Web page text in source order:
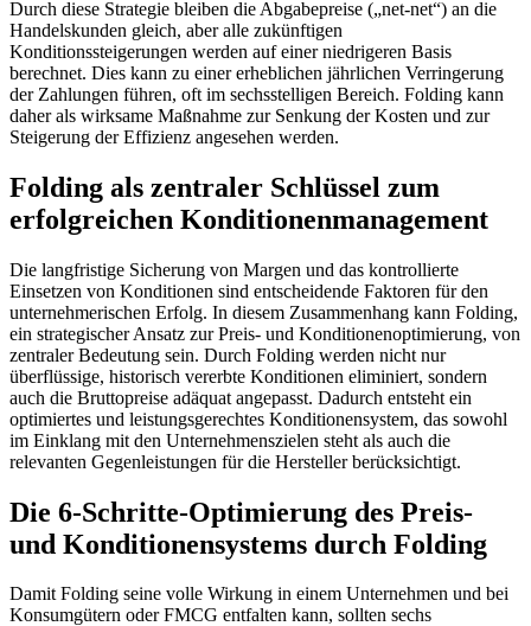
Durch diese Strategie bleiben die Abgabepreise („net-net“) an die
Handelskunden gleich, aber alle zukünftigen
Konditionssteigerungen werden auf einer niedrigeren Basis
berechnet. Dies kann zu einer erheblichen jährlichen Verringerung
der Zahlungen führen, oft im sechsstelligen Bereich. Folding kann
daher als wirksame Maßnahme zur Senkung der Kosten und zur
Steigerung der Effizienz angesehen werden.
Folding als zentraler Schlüssel zum
erfolgreichen Konditionenmanagement
Die langfristige Sicherung von Margen und das kontrollierte
Einsetzen von Konditionen sind entscheidende Faktoren für den
unternehmerischen Erfolg. In diesem Zusammenhang kann Folding,
ein strategischer Ansatz zur Preis- und Konditionenoptimierung, von
zentraler Bedeutung sein. Durch Folding werden nicht nur
überflüssige, historisch vererbte Konditionen eliminiert, sondern
auch die Bruttopreise adäquat angepasst. Dadurch entsteht ein
optimiertes und leistungsgerechtes Konditionensystem, das sowohl
im Einklang mit den Unternehmenszielen steht als auch die
relevanten Gegenleistungen für die Hersteller berücksichtigt.
Die 6-Schritte-Optimierung des Preis-
und Konditionensystems durch Folding
Damit Folding seine volle Wirkung in einem Unternehmen und bei
Konsumgütern oder FMCG entfalten kann, sollten sechs